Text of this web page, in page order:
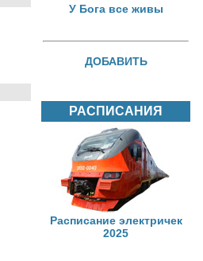
У Бога все живы
ДОБАВИТЬ
РАСПИСАНИЯ
Расписание электричек
2025